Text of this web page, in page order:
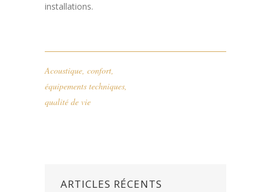
installations.
Acoustique, confort,
équipements techniques,
qualité de vie
ARTICLES RÉCENTS